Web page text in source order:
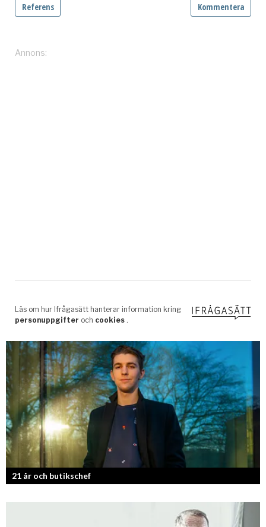
21 år och butikschef
Denis Manasiev Vukotic driver Teknikmagasinet mot nya framgångar!